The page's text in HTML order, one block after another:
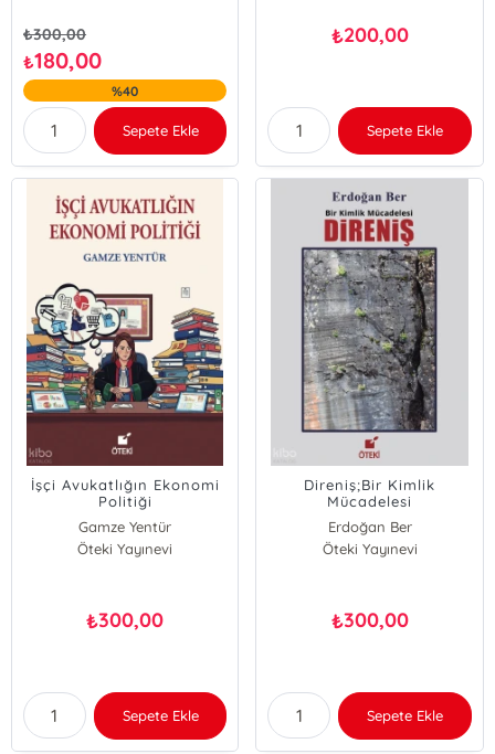
₺300,00
₺180,00
%40
Sepete Ekle
₺200,00
Sepete Ekle
İşçi Avukatlığın Ekonomi
Politiği
Gamze Yentür
Öteki Yayınevi
₺300,00
Sepete Ekle
Direniş;Bir Kimlik
Mücadelesi
Erdoğan Ber
Öteki Yayınevi
₺300,00
Sepete Ekle